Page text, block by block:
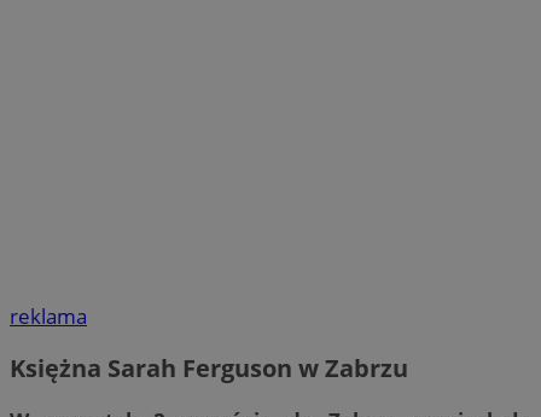
reklama
Księżna Sarah Ferguson w Zabrzu